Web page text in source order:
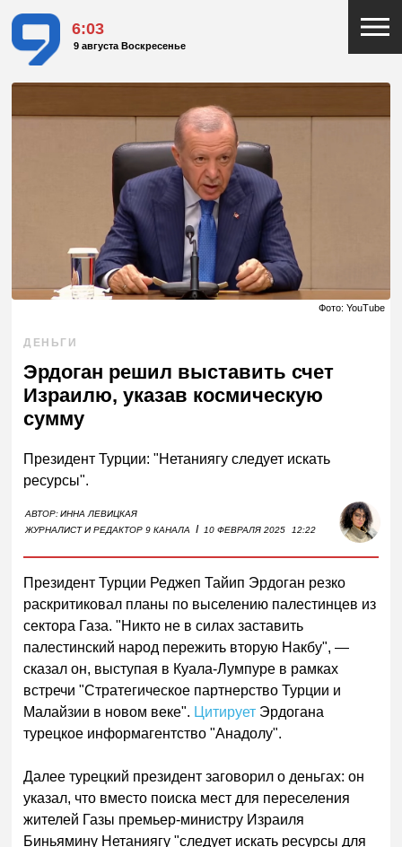
6:03
9 августа Воскресенье
Фото: YouTube
ДЕНЬГИ
Эрдоган решил выставить счет
Израилю, указав космическую
сумму
Президент Турции: "Нетаниягу следует искать
ресурсы".
АВТОР:ИННА ЛЕВИЦКАЯ
ЖУРНАЛИСТ И РЕДАКТОР 9 КАНАЛА
I 10 ФЕВРАЛЯ 2025 12:22
Президент Турции Реджеп Тайип Эрдоган резко
раскритиковал планы по выселению палестинцев из
сектора Газа. "Никто не в силах заставить
палестинский народ пережить вторую Накбу", —
сказал он, выступая в Куала-Лумпуре в рамках
встречи "Стратегическое партнерство Турции и
Малайзии в новом веке". Цитирует Эрдогана
турецкое информагентство "Анадолу".
Далее турецкий президент заговорил о деньгах: он
указал, что вместо поиска мест для переселения
жителей Газы премьер-министру Израиля
Биньямину Нетаниягу "следует искать ресурсы для